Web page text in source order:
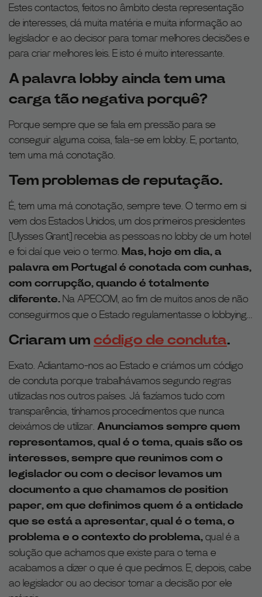
Estes contactos, feitos no âmbito desta representação
de interesses, dá muita matéria e muita informação ao
legislador e ao decisor para tomar melhores decisões e
para criar melhores leis. E isto é muito interessante.
A palavra lobby ainda tem uma
carga tão negativa porquê?
Porque sempre que se fala em pressão para se
conseguir alguma coisa, fala-se em lobby. E, portanto,
tem uma má conotação.
Tem problemas de reputação.
É, tem uma má conotação, sempre teve. O termo em si
vem dos Estados Unidos, um dos primeiros presidentes
[Ulysses Grant] recebia as pessoas no lobby de um hotel
e foi daí que veio o termo. Mas, hoje em dia, a
palavra em Portugal é conotada com cunhas,
com corrupção, quando é totalmente
diferente.Na APECOM, ao fim de muitos anos de não
conseguirmos que o Estado regulamentasse o lobbying…
Criaram um código de conduta.
Exato. Adiantamo-nos ao Estado e criámos um código
de conduta porque trabalhávamos segundo regras
utilizadas nos outros países. Já fazíamos tudo com
transparência, tínhamos procedimentos que nunca
deixámos de utilizar. Anunciamos sempre quem
representamos, qual é o tema, quais são os
interesses, sempre que reunimos com o
legislador ou com o decisor levamos um
documento a que chamamos de position
paper, em que definimos quem é a entidade
que se está a apresentar, qual é o tema, o
problema e o contexto do problema,qual é a
solução que achamos que existe para o tema e
acabamos a dizer o que é que pedimos. E, depois, cabe
ao legislador ou ao decisor tomar a decisão por ele